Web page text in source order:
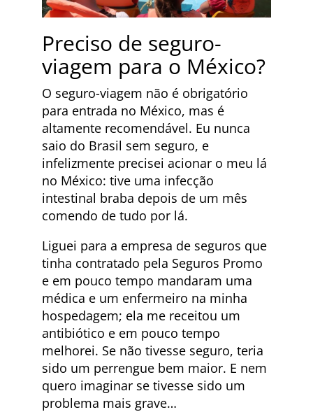
Preciso de seguro-
viagem para o México?
O seguro-viagem não é obrigatório
para entrada no México, mas é
altamente recomendável. Eu nunca
saio do Brasil sem seguro, e
infelizmente precisei acionar o meu lá
no México: tive uma infecção
intestinal braba depois de um mês
comendo de tudo por lá.
Liguei para a empresa de seguros que
tinha contratado pela Seguros Promo
e em pouco tempo mandaram uma
médica e um enfermeiro na minha
hospedagem; ela me receitou um
antibiótico e em pouco tempo
melhorei. Se não tivesse seguro, teria
sido um perrengue bem maior. E nem
quero imaginar se tivesse sido um
problema mais grave…